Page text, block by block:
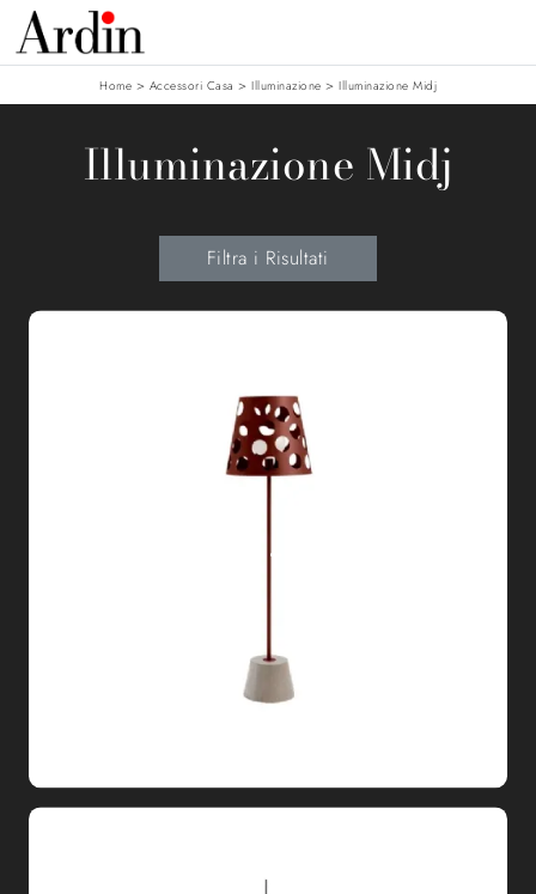
Home > Accessori Casa > Illuminazione > Illuminazione Midj
Illuminazione Midj
Filtra i Risultati
BOLLE TERRA